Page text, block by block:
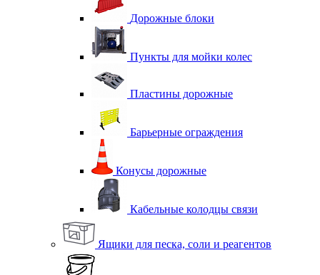
Дорожные блоки
Пункты для мойки колес
Пластины дорожные
Барьерные ограждения
Конусы дорожные
Кабельные колодцы связи
Ящики для песка, соли и реагентов